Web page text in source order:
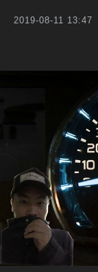
2019-08-11 13:47